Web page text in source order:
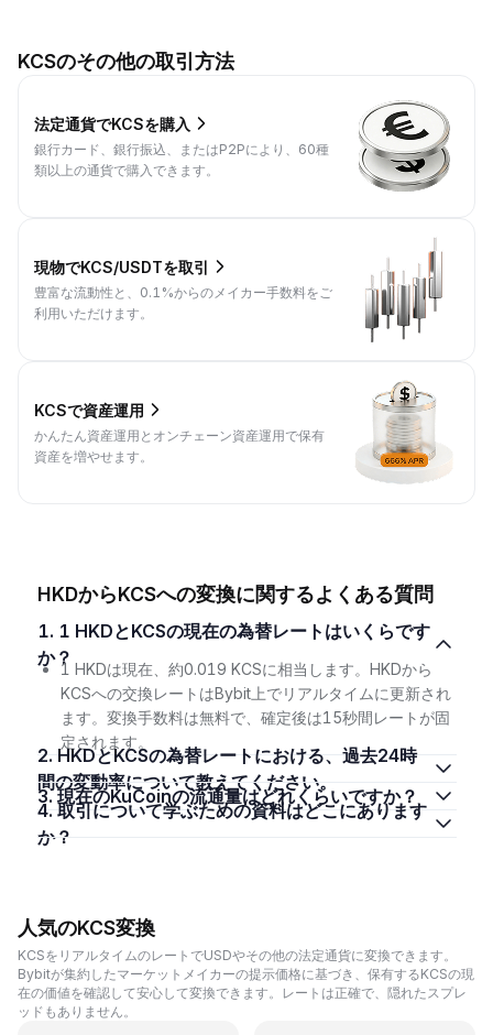
KCSのその他の取引方法
法定通貨でKCSを購入
銀行カード、銀行振込、またはP2Pにより、60種
類以上の通貨で購入できます。
現物でKCS/USDTを取引
豊富な流動性と、0.1%からのメイカー手数料をご
利用いただけます。
KCSで資産運用
かんたん資産運用とオンチェーン資産運用で保有
資産を増やせます。
HKDからKCSへの変換に関するよくある質問
1. 1 HKDとKCSの現在の為替レートはいくらです
か？
1 HKDは現在、約0.019 KCSに相当します。HKDから
KCSへの交換レートはBybit上でリアルタイムに更新され
ます。変換手数料は無料で、確定後は15秒間レートが固
定されます。
2. HKDとKCSの為替レートにおける、過去24時
間の変動率について教えてください。
3. 現在のKuCoinの流通量はどれくらいですか？
4. 取引について学ぶための資料はどこにあります
か？
人気のKCS変換
KCSをリアルタイムのレートでUSDやその他の法定通貨に変換できます。
Bybitが集約したマーケットメイカーの提示価格に基づき、保有するKCSの現
在の価値を確認して安心して変換できます。レートは正確で、隠れたスプレ
ッドもありません。